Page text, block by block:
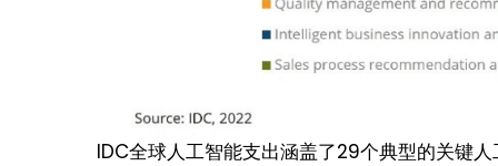
IDC全球人工智能支出涵盖了29个典型的关键